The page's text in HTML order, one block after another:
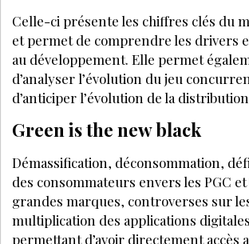
Celle-ci présente les chiffres clés du
et permet de comprendre les drivers
au développement. Elle permet
d’analyser l’évolution du jeu
d’anticiper l’évolution de la
Green is the new black
Démassification, déconsommation,
des consommateurs envers les PGC et
grandes marques, controverses sur
multiplication des applications digitales
permettant d’avoir directement accès